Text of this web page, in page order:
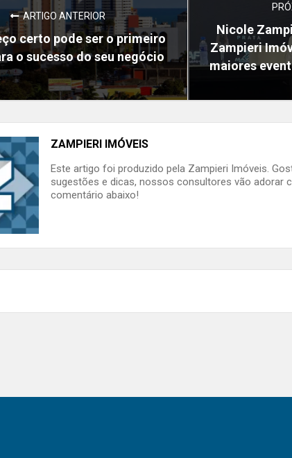
ARTIGO ANTERIOR
certo pode ser o primeiro
o sucesso do seu negócio
Nicole
Zampieri
maiores
ZAMPIERI IMÓVEIS
Este artigo foi produzido pela Zampieri Imóveis.
sugestões e dicas, nossos consultores vão adorar
comentário abaixo!